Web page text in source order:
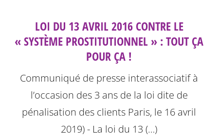
LOI DU 13 AVRIL 2016 CONTRE LE
« SYSTÈME PROSTITUTIONNEL » : TOUT ÇA
POUR ÇA !
Communiqué de presse interassociatif à
l’occasion des 3 ans de la loi dite de
pénalisation des clients Paris, le 16 avril
2019) - La loi du 13 (…)